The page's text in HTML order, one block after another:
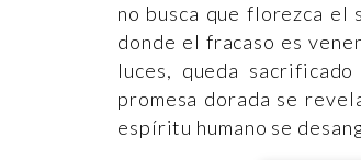
no busca que florezca el
donde el fracaso es
luces, queda
promesa dorada se
espíritu humano se